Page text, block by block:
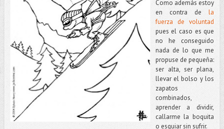
Como además estoy
en contra dela
fuerza de voluntad
pues el caso es que
no he conseguido
nada de lo que me
propuse de pequeña:
ser alta, ser plana,
llevar el bolso y los
zapatos
combinados,
aprender a dividir,
callarme la boquita
o esquiar sin sufrir.